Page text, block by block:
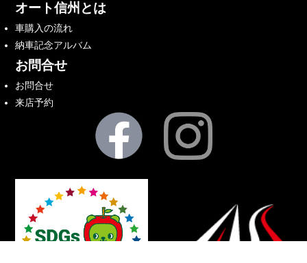
オート信州とは
車購入の流れ
納車記念アルバム
お問合せ
お問合せ
来店予約